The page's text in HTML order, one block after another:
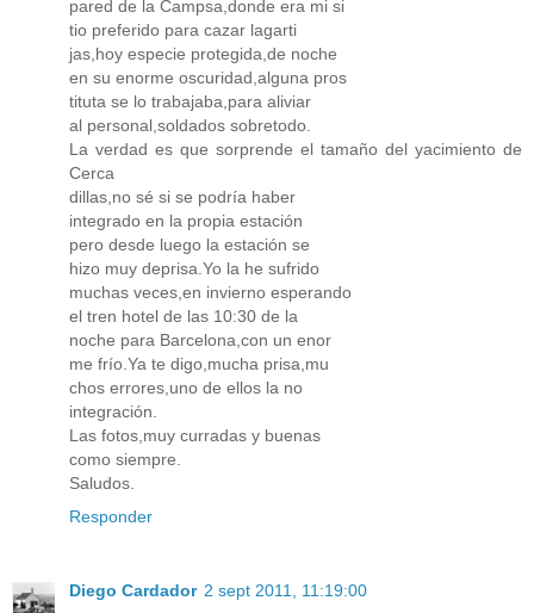
pared de la Campsa,donde era mi si
tio preferido para cazar lagarti
jas,hoy especie protegida,de noche
en su enorme oscuridad,alguna pros
tituta se lo trabajaba,para aliviar
al personal,soldados sobretodo.
La verdad es que sorprende el tamaño del yacimiento de
Cerca
dillas,no sé si se podría haber
integrado en la propia estación
pero desde luego la estación se
hizo muy deprisa.Yo la he sufrido
muchas veces,en invierno esperando
el tren hotel de las 10:30 de la
noche para Barcelona,con un enor
me frío.Ya te digo,mucha prisa,mu
chos errores,uno de ellos la no
integración.
Las fotos,muy curradas y buenas
como siempre.
Saludos.
Responder
Diego Cardador 2 sept 2011, 11:19:00